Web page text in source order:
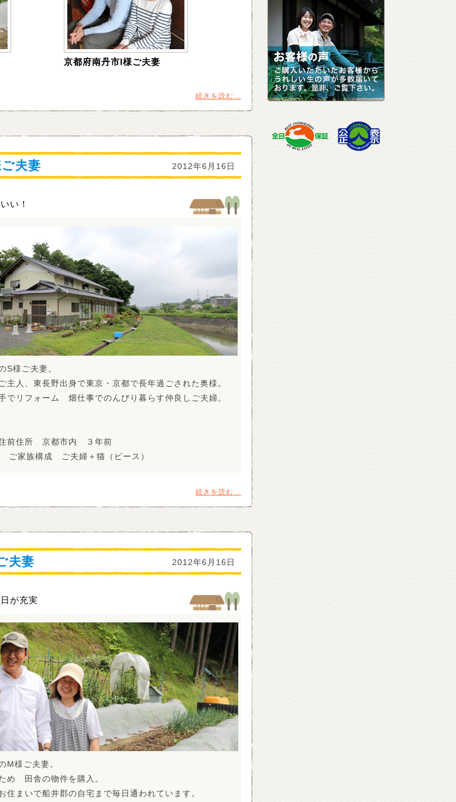
京都府南丹市I様ご夫妻
続きを読む…
夫妻 2012年6月16日
い！
S様ご夫妻。
主人、東長野出身で東京・京都で長年過ごされた奥様。
でリフォーム 畑仕事でのんびり暮らす仲良しご夫婦。
前住所 京都市内 ３年前
家族構成 ご夫婦＋猫（ピース）
続きを読む…
夫妻 2012年6月16日
が充実
M様ご夫妻。
め 田舎の物件を購入。
住まいで船井郡の自宅まで毎日通われています。